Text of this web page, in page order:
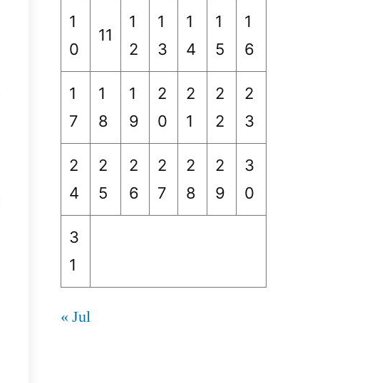
1
0
11
1
2
1
3
1
4
1
5
1
6
1
7
1
8
1
9
2
0
2
1
2
2
2
3
2
4
2
5
2
6
2
7
2
8
2
9
3
0
3
1
« Jul